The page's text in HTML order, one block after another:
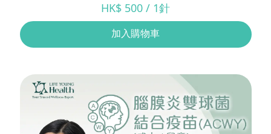
HK$ 500 / 1針
加入購物車